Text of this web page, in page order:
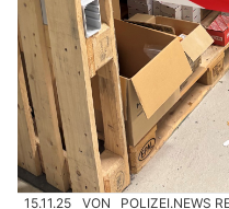
15.11.25 VON POLIZEI.NEWS